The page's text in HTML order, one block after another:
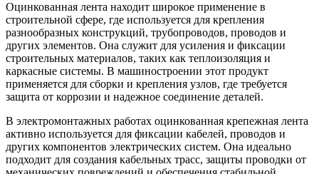
Оцинкованная лента находит широкое применение в
строительной сфере, где используется для крепления
разнообразных конструкций, трубопроводов, проводов и
других элементов. Она служит для усиления и фиксации
строительных материалов, таких как теплоизоляция и
каркасные системы. В машиностроении этот продукт
применяется для сборки и крепления узлов, где требуется
защита от коррозии и надежное соединение деталей.
В электромонтажных работах оцинкованная крепежная лента
активно используется для фиксации кабелей, проводов и
других компонентов электрических систем. Она идеально
подходит для создания кабельных трасс, защиты проводки от